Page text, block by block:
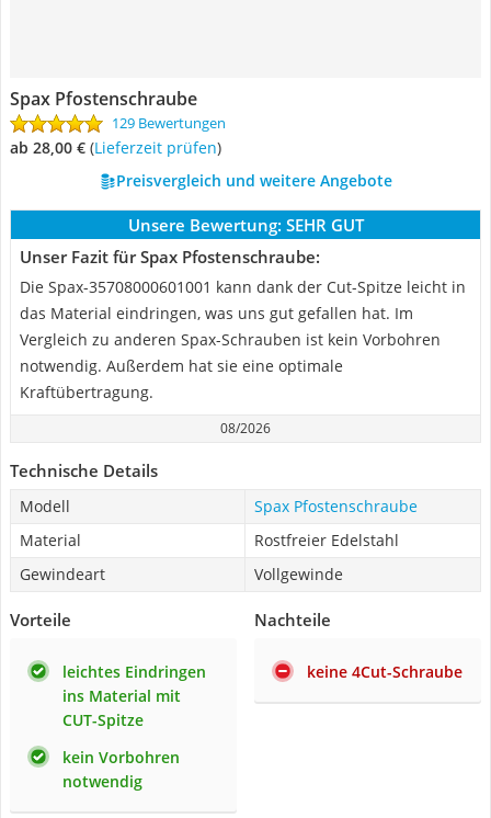
Spax Pfostenschraube
129 Bewertungen
ab 28,00 € (Lieferzeit prüfen)
Preisvergleich und weitere Angebote
Unsere Bewertung: SEHR GUT
Unser Fazit für Spax Pfostenschraube:
Die Spax-35708000601001 kann dank der Cut-Spitze leicht in
das Material eindringen, was uns gut gefallen hat. Im
Vergleich zu anderen Spax-Schrauben ist kein Vorbohren
notwendig. Außerdem hat sie eine optimale
Kraftübertragung.
08/2026
Technische Details
Modell
Spax Pfostenschraube
Material
Rostfreier Edelstahl
Gewindeart
Vollgewinde
Vorteile
leichtes Eindringen
ins Material mit
CUT-Spitze
kein Vorbohren
notwendig
Nachteile
keine 4Cut-Schraube